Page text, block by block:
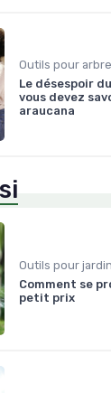
Le désespoir
vous devez
araucana
Comment se
petit prix